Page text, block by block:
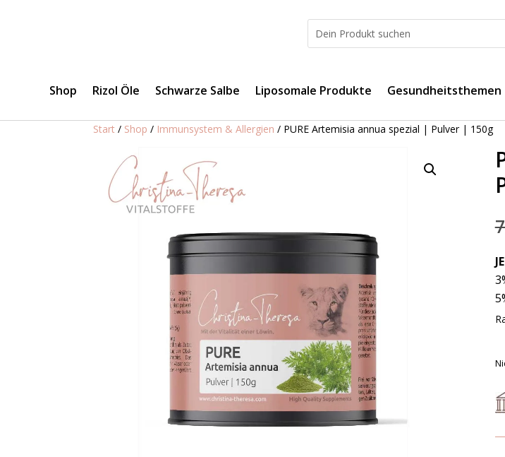
Shop Rizol Öle Schwarze Salbe Liposomale Produkte Gesundheitsthemen
Start / Shop / Immunsystem & Allergien / PURE Artemisia annua spezial | Pulver | 150g